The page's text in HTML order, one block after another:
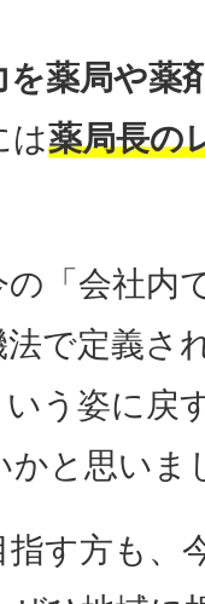
薬局や薬
は薬局長の
「会社内
で定義さ
いう姿に戻
かと思いま
す方も、